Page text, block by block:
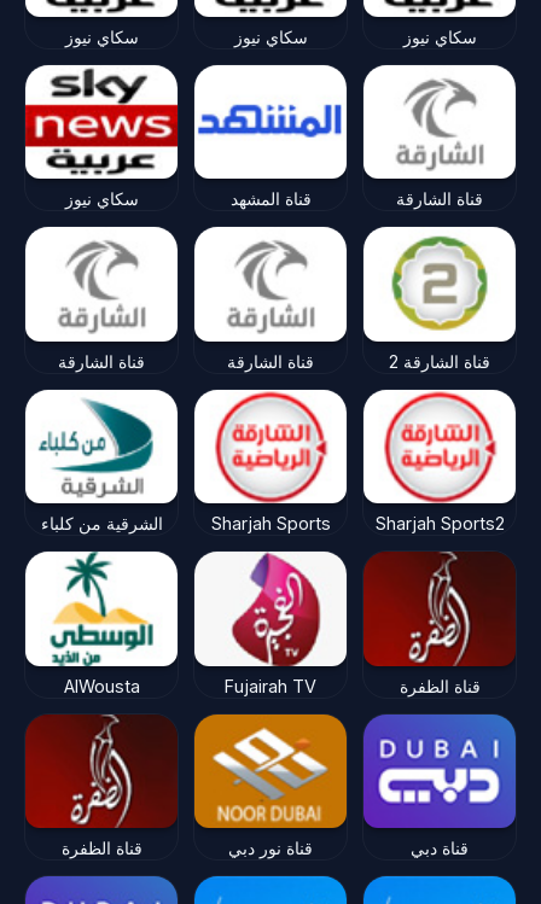
سكاي نيوز سكاي نيوز سكاي نيوز
سكاي نيوز قناة المشهد قناة الشارقة
قناة الشارقة قناة الشارقة قناة الشارقة 2
الشرقية من كلباء Sharjah Sports Sharjah Sports2
AlWousta Fujairah TV قناة الظفرة
قناة الظفرة قناة نور دبي قناة دبي